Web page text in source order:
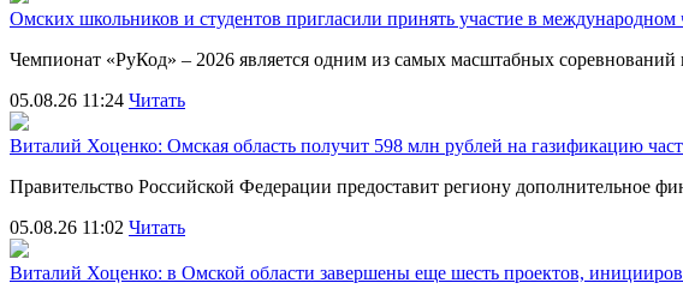
Омских школьников и студентов пригласили принять участие в
Чемпионат «РуКод» – 2026 является одним из самых масштабных
05.08.26 11:24 Читать
Виталий Хоценко: Омская область получит 598 млн рублей на газификацию
Правительство Российской Федерации предоставит региону дополнительное
05.08.26 11:02 Читать
Виталий Хоценко: в Омской области завершены еще шесть проектов,